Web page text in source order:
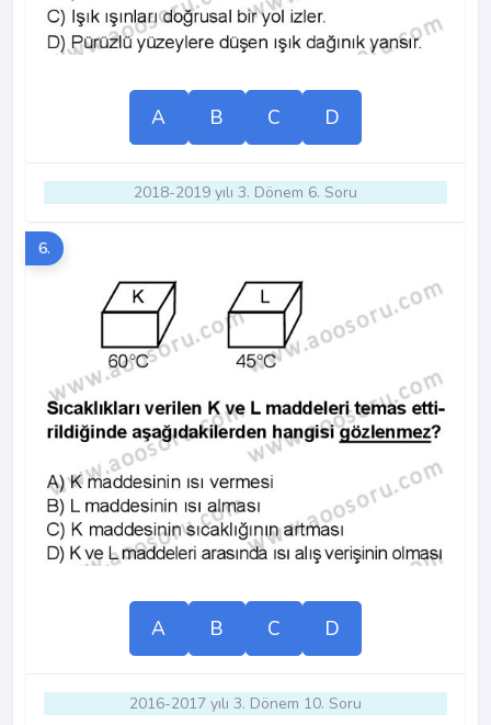
A B C D
2018-2019 yılı 3. Dönem 6. Soru
6.
A B C D
2016-2017 yılı 3. Dönem 10. Soru